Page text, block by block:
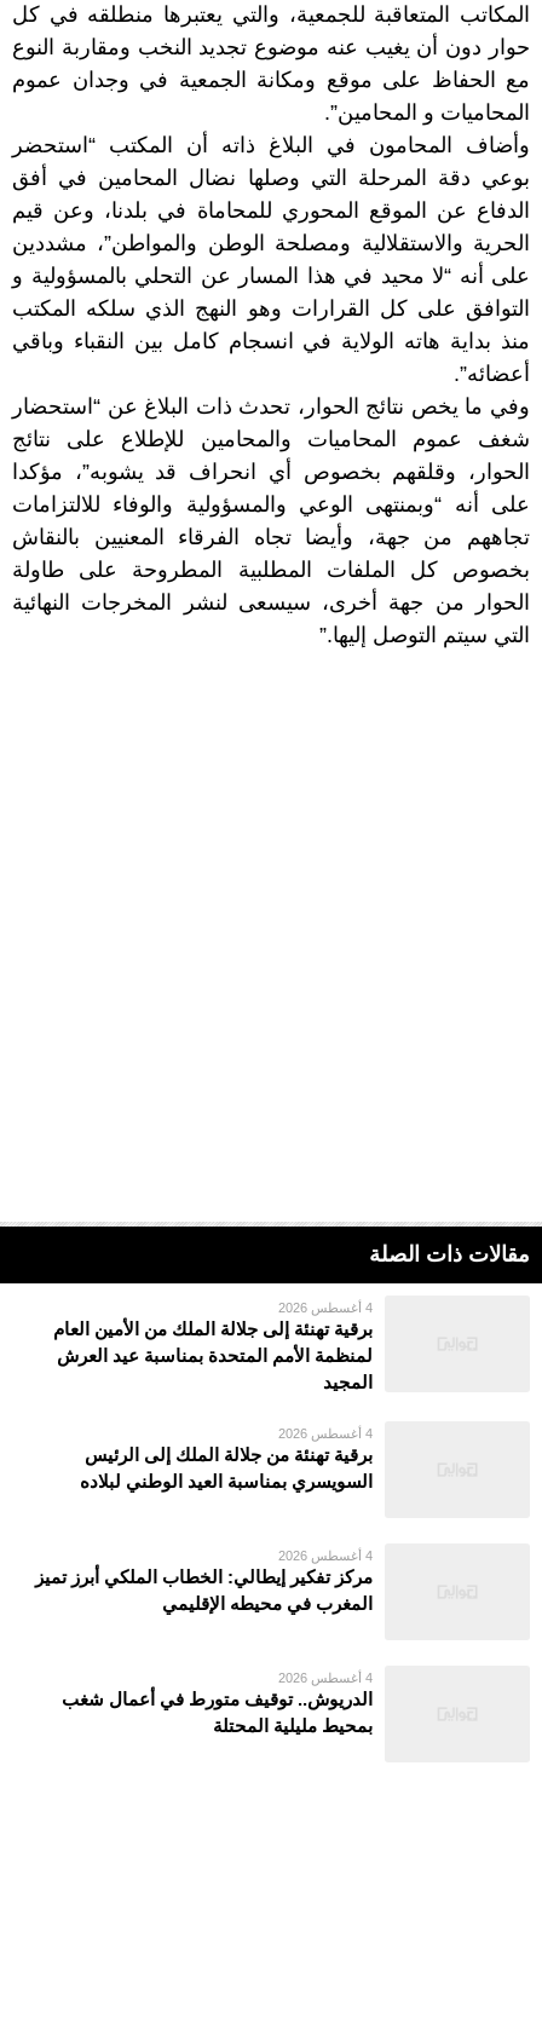
المكاتب المتعاقبة للجمعية، والتي يعتبرها منطلقه في كل
حوار دون أن يغيب عنه موضوع تجديد النخب ومقاربة النوع
مع الحفاظ على موقع ومكانة الجمعية في وجدان عموم
المحاميات و المحامين”.
وأضاف المحامون في البلاغ ذاته أن المكتب “استحضر
بوعي دقة المرحلة التي وصلها نضال المحامين في أفق
الدفاع عن الموقع المحوري للمحاماة في بلدنا، وعن قيم
الحرية والاستقلالية ومصلحة الوطن والمواطن”، مشددين
على أنه “لا محيد في هذا المسار عن التحلي بالمسؤولية و
التوافق على كل القرارات وهو النهج الذي سلكه المكتب
منذ بداية هاته الولاية في انسجام كامل بين النقباء وباقي
أعضائه”.
وفي ما يخص نتائج الحوار، تحدث ذات البلاغ عن “استحضار
شغف عموم المحاميات والمحامين للإطلاع على نتائج
الحوار، وقلقهم بخصوص أي انحراف قد يشوبه”، مؤكدا
على أنه “وبمنتهى الوعي والمسؤولية والوفاء للالتزامات
تجاههم من جهة، وأيضا تجاه الفرقاء المعنيين بالنقاش
بخصوص كل الملفات المطلبية المطروحة على طاولة
الحوار من جهة أخرى، سيسعى لنشر المخرجات النهائية
التي سيتم التوصل إليها.”
مقالات ذات الصلة
4 أغسطس 2026
برقية تهنئة إلى جلالة الملك من الأمين العام
لمنظمة الأمم المتحدة بمناسبة عيد العرش
المجيد
4 أغسطس 2026
برقية تهنئة من جلالة الملك إلى الرئيس
السويسري بمناسبة العيد الوطني لبلاده
4 أغسطس 2026
مركز تفكير إيطالي: الخطاب الملكي أبرز تميز
المغرب في محيطه الإقليمي
4 أغسطس 2026
الدريوش.. توقيف متورط في أعمال شغب
بمحيط مليلية المحتلة